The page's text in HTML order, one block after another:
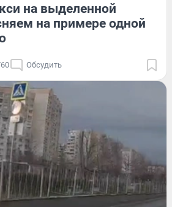
на выделенной
на примере одной
Обсудить